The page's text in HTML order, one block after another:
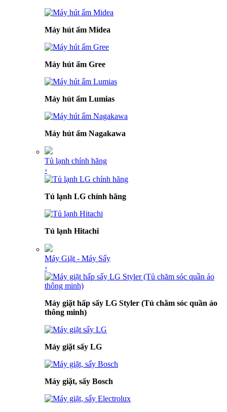
Máy hút ẩm Midea
Máy hút ẩm Gree
Máy hút ẩm Lumias
Máy hút ẩm Nagakawa
Tủ lạnh chính hãng
›
Tủ lạnh LG chính hãng
Tủ lạnh Hitachi
Máy Giặt - Máy Sấy
›
Máy giặt hấp sấy LG Styler (Tủ chăm sóc quần áo
thông minh)
Máy giặt sấy LG
Máy giặt, sấy Bosch